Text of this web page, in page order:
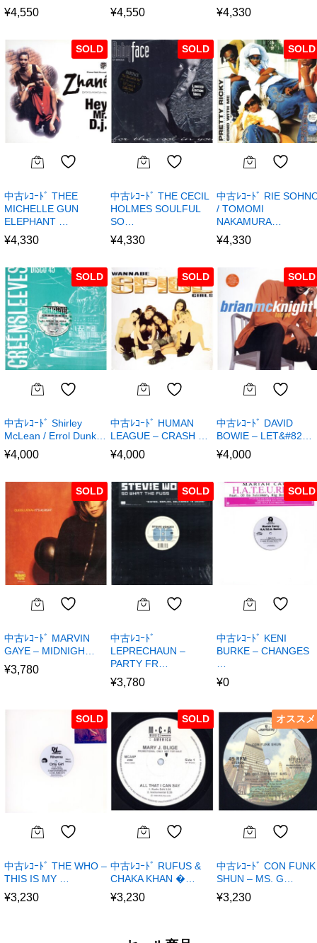
¥4,550 ¥4,550 ¥4,330
SOLD
中古ﾚｺｰﾄﾞ THEE
MICHELLE GUN
ELEPHANT …
¥4,330
SOLD
中古ﾚｺｰﾄﾞ THE CECIL
HOLMES SOULFUL
SO…
¥4,330
SOLD
中古ﾚｺｰﾄﾞ RIE
/ TOMOMI
NAKAMURA…
¥4,330
SOLD
中古ﾚｺｰﾄﾞ Shirley
McLean / Errol Dunk…
¥4,000
SOLD
中古ﾚｺｰﾄﾞ HUMAN
LEAGUE – CRASH …
¥4,000
SOLD
中古ﾚｺｰﾄﾞ DAVID
BOWIE – LET&#82…
¥4,000
SOLD
中古ﾚｺｰﾄﾞ MARVIN
GAYE – MIDNIGH…
¥3,780
SOLD
中古ﾚｺｰﾄﾞ
LEPRECHAUN –
PARTY FR…
¥3,780
SOLD
中古ﾚｺｰﾄﾞ KENI
BURKE – CHANGES
¥0
SOLD
中古ﾚｺｰﾄﾞ THE WHO –
THIS IS MY …
¥3,230
SOLD
中古ﾚｺｰﾄﾞ RUFUS &
CHAKA KHAN �…
¥3,230
オススメ
中古ﾚｺｰﾄﾞ CON FUNK
SHUN – MS. G…
¥3,230